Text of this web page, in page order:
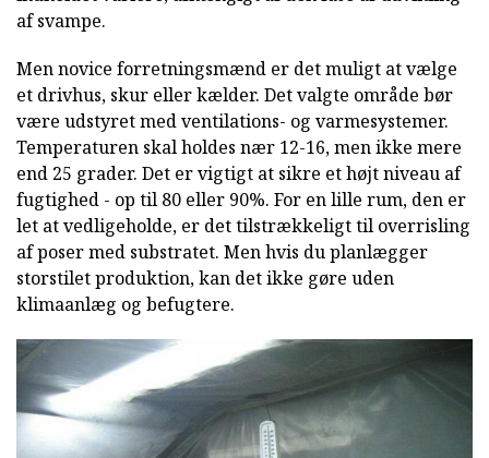
af svampe.
Men novice forretningsmænd er det muligt at vælge
et drivhus, skur eller kælder. Det valgte område bør
være udstyret med ventilations- og varmesystemer.
Temperaturen skal holdes nær 12-16, men ikke mere
end 25 grader. Det er vigtigt at sikre et højt niveau af
fugtighed - op til 80 eller 90%. For en lille rum, den er
let at vedligeholde, er det tilstrækkeligt til overrisling
af poser med substratet. Men hvis du planlægger
storstilet produktion, kan det ikke gøre uden
klimaanlæg og befugtere.